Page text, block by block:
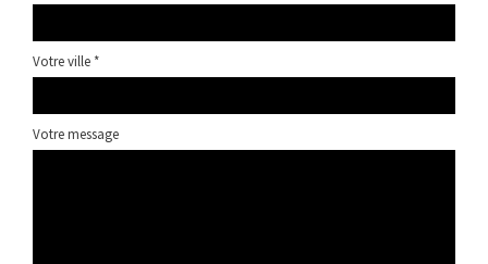
Votre ville *
Votre message